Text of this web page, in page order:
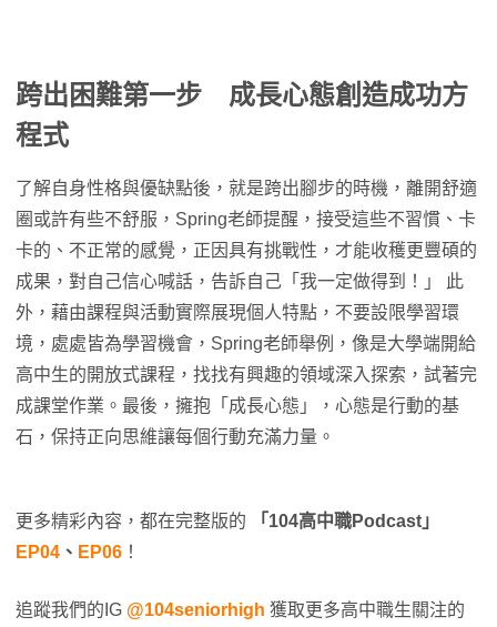
跨出困難第一步 成長心態創造成功方
程式
了解自身性格與優缺點後，就是跨出腳步的時機，離開舒適
圈或許有些不舒服，Spring老師提醒，接受這些不習慣、卡
卡的、不正常的感覺，正因具有挑戰性，才能收穫更豐碩的
成果，對自己信心喊話，告訴自己「我一定做得到！」 此
外，藉由課程與活動實際展現個人特點，不要設限學習環
境，處處皆為學習機會，Spring老師舉例，像是大學端開給
高中生的開放式課程，找找有興趣的領域深入探索，試著完
成課堂作業。最後，擁抱「成長心態」，心態是行動的基
石，保持正向思維讓每個行動充滿力量。
更多精彩內容，都在完整版的
「104高中職Podcast」
EP04 、 EP06 ！
追蹤我們的IG @104seniorhigh 獲取更多高中職生關注的